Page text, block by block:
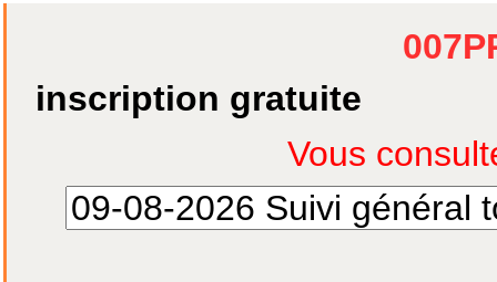
inscription gratuite